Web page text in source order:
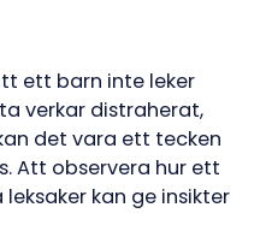
ett barn inte leker
verkar distraherat,
det vara ett tecken
Att observera hur ett
kan ge insikter